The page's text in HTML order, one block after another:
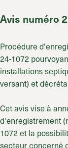
Avis numéro 2
Procédure
24-1072
installations
versant) et
Cet avis vise à
d'enregistrement
1072 et la
secteur concerné